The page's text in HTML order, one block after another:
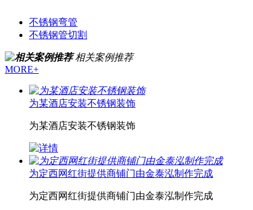
不锈钢弯管
不锈钢管切割
相关案例推荐
MORE+
为某酒店安装不锈钢装饰
为某酒店安装不锈钢装饰
为定西网红街提供商铺门由金泰泓制作完成
为定西网红街提供商铺门由金泰泓制作完成